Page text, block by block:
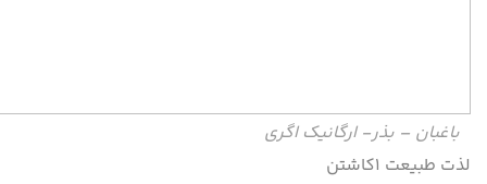
باغبان – بذر- ارگانیک اگری
لذت طبیعت ۱کاشتن